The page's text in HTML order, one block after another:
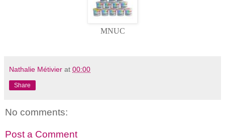
MNUC
Nathalie Métivier at 00:00
Share
No comments:
Post a Comment